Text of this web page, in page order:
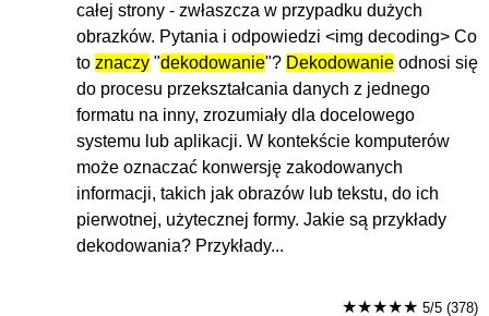
całej strony - zwłaszcza w przypadku dużych
obrazków. Pytania i odpowiedzi <img decoding> Co
to znaczy "dekodowanie"? Dekodowanie odnosi się
do procesu przekształcania danych z jednego
formatu na inny, zrozumiały dla docelowego
systemu lub aplikacji. W kontekście komputerów
może oznaczać konwersję zakodowanych
informacji, takich jak obrazów lub tekstu, do ich
pierwotnej, użytecznej formy. Jakie są przykłady
dekodowania? Przykłady...
★★★★★ 5/5 (378)